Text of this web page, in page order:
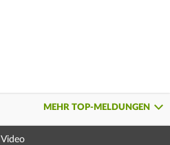
MEHR TOP-MELDUNGEN
Video